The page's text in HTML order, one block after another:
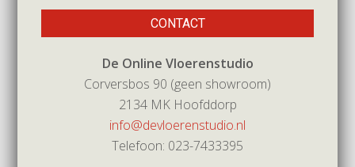
CONTACT
De Online Vloerenstudio
Corversbos 90 (geen showroom)
2134 MK Hoofddorp
info@devloerenstudio.nl
Telefoon: 023-7433395